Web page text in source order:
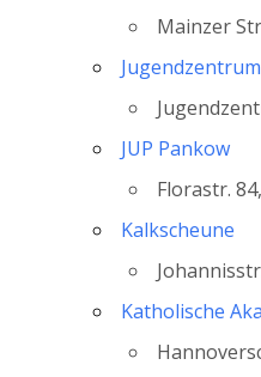
Mainzer
JUP Pankow
Florastr.
Kalkscheune
Katholische